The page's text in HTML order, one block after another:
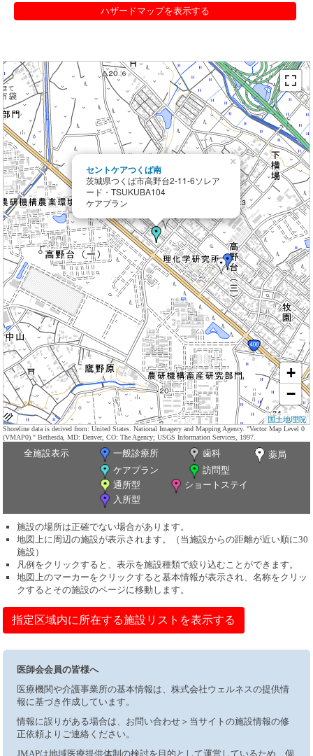
ハザードマップを表示する
セントケアつくば南
茨城県つくば市高野台2-11-6ソレア
ード・TSUKUBA104
ケアプラン
×
+
−
国土地理院
Shoreline data is derived from: United States. National Imagery and Mapping Agency. "Vector Map Level 0
(VMAP0)." Bethesda, MD: Denver, CO: The Agency; USGS Information Services, 1997.
全施設表示 一般診療所 歯科
薬局
ケアプラン
訪問型
通所型
ショートステイ
入所型
施設の場所は正確でない場合があります。
地図上に周辺の施設が表示されます。（当施設からの距離が近い順に30
施設）
凡例をクリックすると、表示を施設種類で絞り込むことができます。
地図上のマーカーをクリックすると基本情報が表示され、名称をクリッ
クするとその施設のページに移動します。
指定区域内に所在する施設リストを表示する
医師会会員の皆様へ
医療機関や介護事業所の基本情報は、株式会社ウェルネスの提供情
報に基づき作成しています。
情報に誤りがある場合は、お問い合わせ＞当サイトの施設情報の修
正依頼よりご連絡ください。
JMAPは地域医療提供体制の検討を目的として運営しているため、個